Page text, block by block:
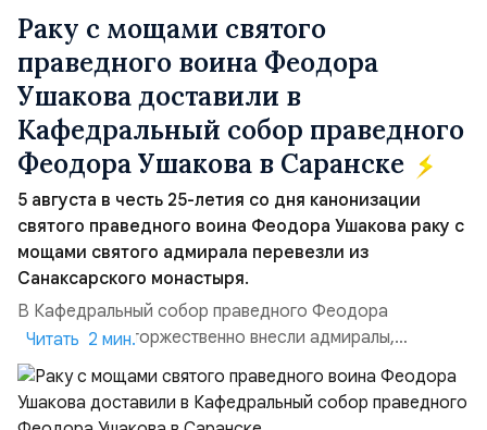
Раку с мощами святого
праведного воина Феодора
Ушакова доставили в
Кафедральный собор праведного
Феодора Ушакова в Саранске
5 августа в честь 25-летия со дня канонизации
святого праведного воина Феодора Ушакова раку с
мощами святого адмирала перевезли из
Санаксарского монастыря.
В Кафедральный собор праведного Феодора
Ушакова раку торжественно внесли адмиралы,
участвовавшие в канонизации святого праведного
воина Феодора Ушакова 25 лет назад:Адмирал
Владимир Прокофьевич Валуев, командующий
Читать 2 мин.